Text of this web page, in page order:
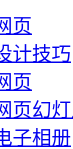
页
计技巧
页
页幻
子相册